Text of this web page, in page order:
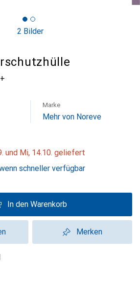
2 Bilder
Marke
Mehr von Noreve
und Mi, 14.10. geliefert
schneller verfügbar
In den Warenkorb
Merken